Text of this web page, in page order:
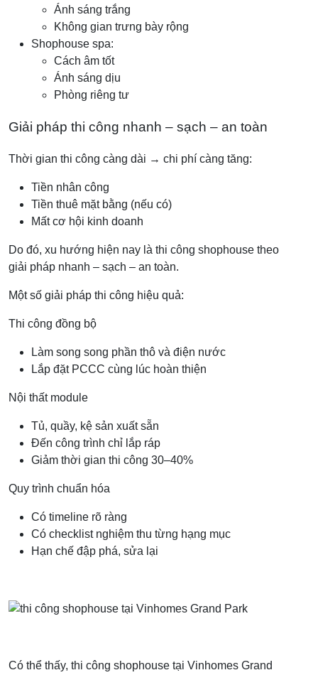
Ánh sáng trắng
Không gian trưng bày rộng
Shophouse spa:
Cách âm tốt
Ánh sáng dịu
Phòng riêng tư
Giải pháp thi công nhanh – sạch – an toàn
Thời gian thi công càng dài → chi phí càng tăng:
Tiền nhân công
Tiền thuê mặt bằng (nếu có)
Mất cơ hội kinh doanh
Do đó, xu hướng hiện nay là thi công shophouse theo
giải pháp nhanh – sạch – an toàn.
Một số giải pháp thi công hiệu quả:
Thi công đồng bộ
Làm song song phần thô và điện nước
Lắp đặt PCCC cùng lúc hoàn thiện
Nội thất module
Tủ, quầy, kệ sản xuất sẵn
Đến công trình chỉ lắp ráp
Giảm thời gian thi công 30–40%
Quy trình chuẩn hóa
Có timeline rõ ràng
Có checklist nghiệm thu từng hạng mục
Hạn chế đập phá, sửa lại
Có thể thấy, thi công shophouse tại Vinhomes Grand